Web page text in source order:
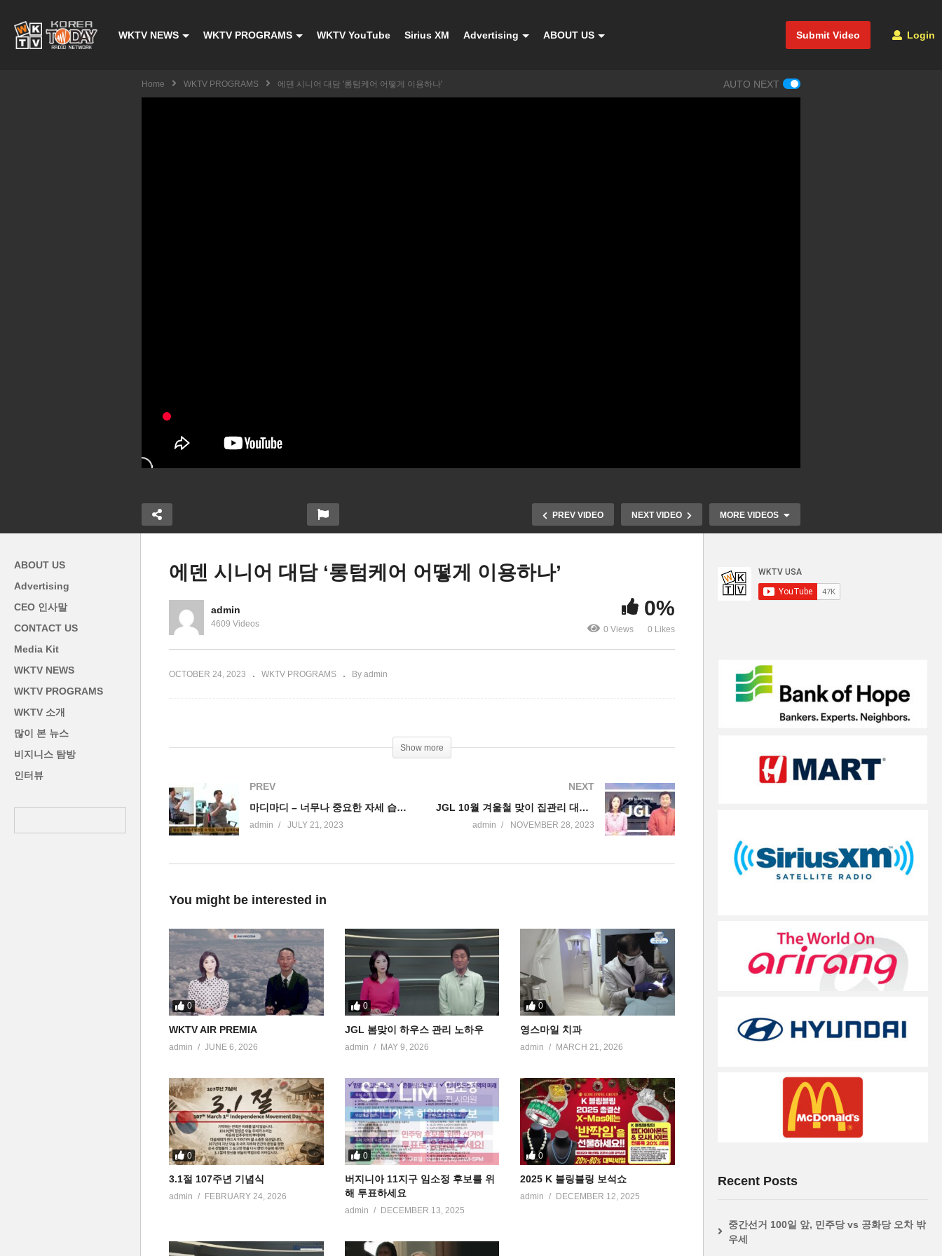
Submit Video Login
WKTV NEWS WKTV PROGRAMS WKTV YouTube Sirius XM Advertising ABOUT US
Home WKTV PROGRAMS 에덴 시니어 대담 '롱텀케어 어떻게 이용하나' AUTO NEXT
PREV VIDEO NEXT VIDEO MORE VIDEOS
고수민 교통사고 전문병원
장 | 마디마디 척추 신경 병원
ABOUT US
Advertising
CEO 인사말
CONTACT US
Media Kit
WKTV NEWS
WKTV PROGRAMS
WKTV 소개
많이 본 뉴스
비지니스 탐방
인터뷰
에덴 시니어 대담 ‘롱텀케어 어떻게 이용하나’
admin
4609 Videos
0%
0 Views 0 Likes
OCTOBER 24, 2023 WKTV PROGRAMS By admin
Show more
PREV
마디마디 – 너무나 중요한 자세 습관! 바로 고치세요
admin JULY 21, 2023
NEXT
JGL 10월 겨울철 맞이 집관리 대작전
admin NOVEMBER 28, 2023
You might be interested in
0
WKTV AIR PREMIA
admin JUNE 6, 2026
0
JGL 봄맞이 하우스 관리 노하우
admin MAY 9, 2026
0
영스마일 치과
admin MARCH 21, 2026
0
3.1절 107주년 기념식
admin FEBRUARY 24, 2026
0
버지니아 11지구 임소정 후보를 위
해 투표하세요
admin DECEMBER 13, 2025
0
2025 K 블링블링 보석쇼
admin DECEMBER 12, 2025
Recent Posts
중간선거 100일 앞, 민주당 vs 공화당 오차 밖
우세